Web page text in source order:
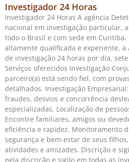
Investigador 24 Horas
Investigador 24 Horas A agência
nacional em investigação particular,
todo o Brasil e com sede em
altamente qualificada e experiente, a
de investigação 24 horas por dia,
Serviços oferecidos Investigação
parceiro(a) está sendo fiel, com
detalhados. Investigação
fraudes, desvios e concorrência
especializadas. Localização de
Encontre familiares, amigos ou
eficiência e rapidez. Monitoramento
segurança e bem-estar de seus
atividades e amizades. Discrição e
pela discrição e sigilo em todas as